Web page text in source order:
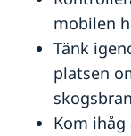
mobilen
Tänk
platsen
Kom